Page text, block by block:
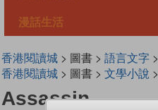
漫話生活
香港閱讀城> 圖書 > 語言文字>
香港閱讀城> 圖書 > 文學小說 >
Assassin